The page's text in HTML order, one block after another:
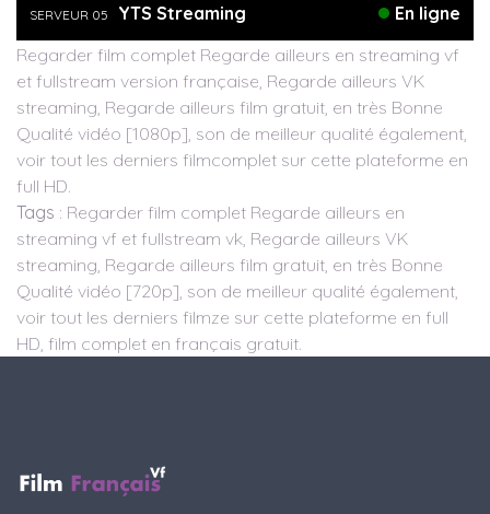
SERVEUR 05 YTS Streaming
En ligne
Regarder film complet Regarde ailleurs en streaming vf
et fullstream version française, Regarde ailleurs VK
streaming, Regarde ailleurs film gratuit, en très Bonne
Qualité vidéo [1080p], son de meilleur qualité également,
voir tout les derniers filmcomplet sur cette plateforme en
full HD.
Tags : Regarder film complet Regarde ailleurs en
streaming vf et fullstream vk, Regarde ailleurs VK
streaming, Regarde ailleurs film gratuit, en très Bonne
Qualité vidéo [720p], son de meilleur qualité également,
voir tout les derniers filmze sur cette plateforme en full
HD, film complet en français gratuit.